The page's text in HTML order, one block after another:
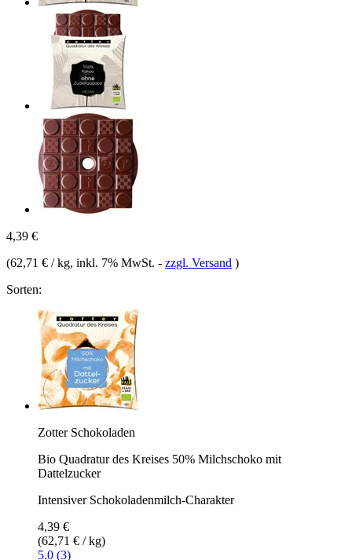
4,39 €
(62,71 € / kg, inkl. 7% MwSt. - zzgl. Versand )
Sorten:
Zotter Schokoladen
Bio Quadratur des Kreises 50% Milchschoko mit
Dattelzucker
Intensiver Schokoladenmilch-Charakter
4,39 €
(62,71 € / kg)
5.0 (3)